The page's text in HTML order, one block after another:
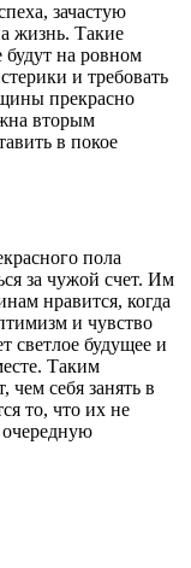
зачастую
жизнь. Такие
будут на ровном
и требовать
прекрасно
вторым
в покое
пола
за чужой счет. Им
нравится, когда
и чувство
светлое будущее и
Таким
себя занять в
то, что их не
очередную